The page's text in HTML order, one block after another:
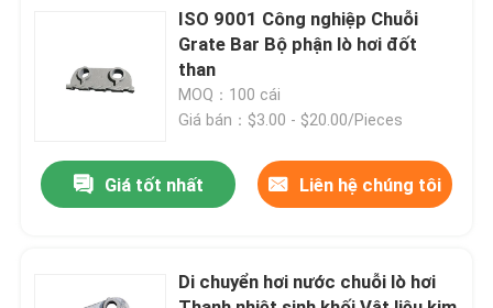
Bộ phận lò hơi than
tấm thép carbon
Ống thép liền mạch
Ống nồi hơi áp suất cao
ISO 9001 Công nghiệp Chuỗi
Grate Bar Bộ phận lò hơi đốt
than
MOQ：100 cái
Giá bán：$3.00 - $20.00/Pieces
Giá tốt nhất Liên hệ chúng tôi
Di chuyển hơi nước chuỗi lò hơi